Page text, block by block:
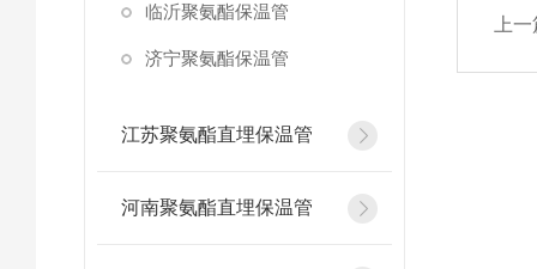
临沂聚氨酯保温管
济宁聚氨酯保温管
江苏聚氨酯直埋保温管
河南聚氨酯直埋保温管
上